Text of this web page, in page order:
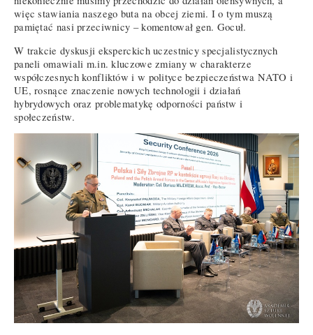
więc stawiania naszego buta na obcej ziemi. I o tym muszą
pamiętać nasi przeciwnicy – komentował gen. Gocuł.
W trakcie dyskusji eksperckich uczestnicy specjalistycznych
paneli omawiali m.in. kluczowe zmiany w charakterze
współczesnych konfliktów i w polityce bezpieczeństwa NATO i
UE, rosnące znaczenie nowych technologii i działań
hybrydowych oraz problematykę odporności państw i
społeczeństw.